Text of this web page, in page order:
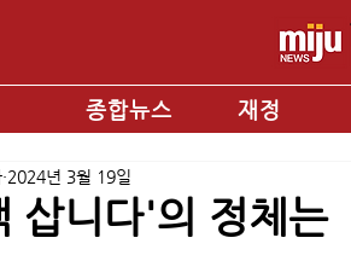
종합뉴스 재정
삽니다'의 정체는
2024년 3월 19일